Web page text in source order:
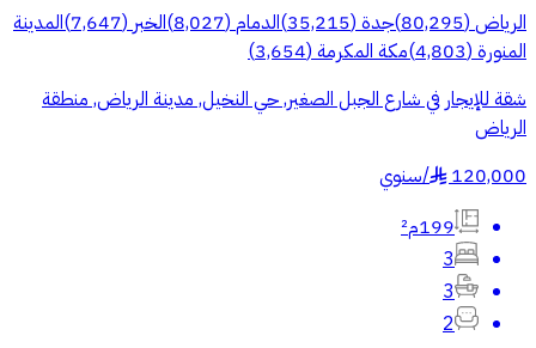
الرياض(
80,295
)جدة(
35,215
)الدمام(
8,027
)الخبر (
7,647
)المدينة
المنورة(
4,803
)مكة المكرمة(
3,654
)
شقة للإيجار في شارع الجبل الصغير, حي النخيل, مدينة الرياض, منطقة
الرياض
120,000
§
/سنوي
199م²
3
3
2